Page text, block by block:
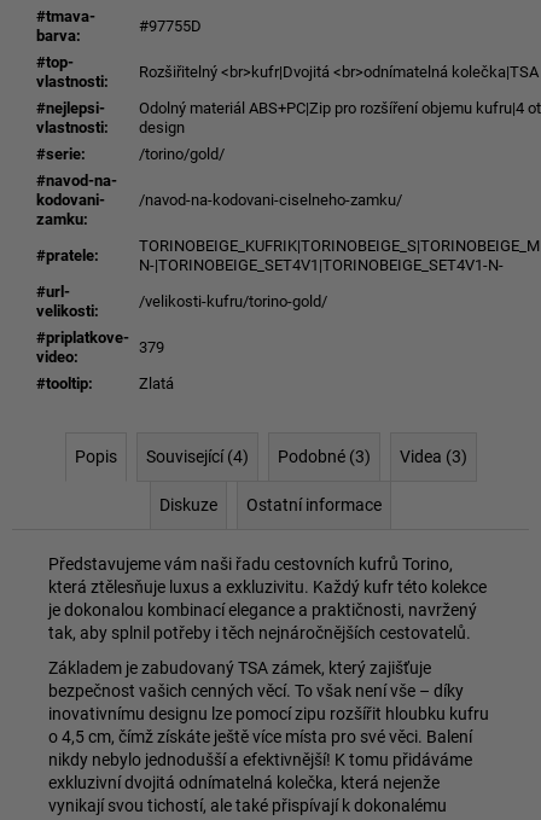
#tmava-
barva:
#97755D
#top-
vlastnosti:
Rozšiřitelný <br>kufr|Dvojitá <br>odnímatelná
#nejlepsi-
vlastnosti:
Odolný materiál ABS+PC|Zip pro rozšíření objemu
design
#serie:
/torino/gold/
#navod-na-
kodovani-
zamku:
/navod-na-kodovani-ciselneho-zamku/
#pratele:
N-|TORINOBEIGE_SET4V1|TORINOBEIGE_SET4V1-N-
#url-
velikosti:
/velikosti-kufru/torino-gold/
#priplatkove-
video:
379
#tooltip: Zlatá
Popis Související (4) Podobné (3) Videa (3)
Diskuze Ostatní informace
Představujeme vám naši řadu cestovních kufrů Torino,
která ztělesňuje luxus a exkluzivitu. Každý kufr této kolekce
je dokonalou kombinací elegance a praktičnosti, navržený
tak, aby splnil potřeby i těch nejnáročnějších cestovatelů.
Základem je zabudovaný TSA zámek, který zajišťuje
bezpečnost vašich cenných věcí. To však není vše – díky
inovativnímu designu lze pomocí zipu rozšířit hloubku kufru
o 4,5 cm, čímž získáte ještě více místa pro své věci. Balení
nikdy nebylo jednodušší a efektivnější! K tomu přidáváme
exkluzivní dvojitá odnímatelná kolečka, která nejenže
vynikají svou tichostí, ale také přispívají k dokonalému